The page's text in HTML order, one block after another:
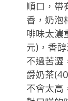
順口，帶
香，奶泡
啡味太濃
元)，香
不過苦澀
爵奶茶
不會太高